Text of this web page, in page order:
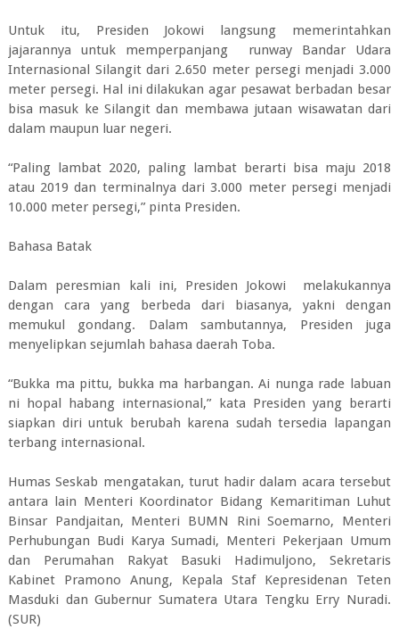
Untuk itu, Presiden Jokowi langsung memerintahkan
jajarannya untuk memperpanjang runway Bandar Udara
Internasional Silangit dari 2.650 meter persegi menjadi 3.000
meter persegi. Hal ini dilakukan agar pesawat berbadan besar
bisa masuk ke Silangit dan membawa jutaan wisawatan dari
dalam maupun luar negeri.
“Paling lambat 2020, paling lambat berarti bisa maju 2018
atau 2019 dan terminalnya dari 3.000 meter persegi menjadi
10.000 meter persegi,” pinta Presiden.
Bahasa Batak
Dalam peresmian kali ini, Presiden Jokowi melakukannya
dengan cara yang berbeda dari biasanya, yakni dengan
memukul gondang. Dalam sambutannya, Presiden juga
menyelipkan sejumlah bahasa daerah Toba.
“Bukka ma pittu, bukka ma harbangan. Ai nunga rade labuan
ni hopal habang internasional,” kata Presiden yang berarti
siapkan diri untuk berubah karena sudah tersedia lapangan
terbang internasional.
Humas Seskab mengatakan, turut hadir dalam acara tersebut
antara lain Menteri Koordinator Bidang Kemaritiman Luhut
Binsar Pandjaitan, Menteri BUMN Rini Soemarno, Menteri
Perhubungan Budi Karya Sumadi, Menteri Pekerjaan Umum
dan Perumahan Rakyat Basuki Hadimuljono, Sekretaris
Kabinet Pramono Anung, Kepala Staf Kepresidenan Teten
Masduki dan Gubernur Sumatera Utara Tengku Erry Nuradi.
(SUR)